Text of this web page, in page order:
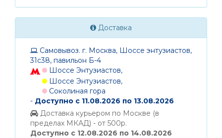
Доставка
Самовывоз. г. Москва, Шоссе энтузиастов,
31с38, павильон Б-4
Шоссе Энтузиастов,
Шоссе Энтузиастов,
Соколиная гора
- Доступно с 11.08.2026 по 13.08.2026
Доставка курьером по Москве (в
пределах МКАД) - от 500р.
Доступно с 12.08.2026 по 14.08.2026